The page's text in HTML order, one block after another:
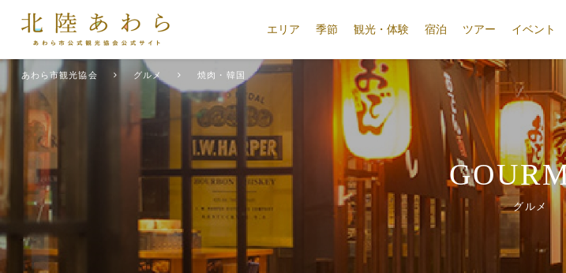
エリア 季節 観光・体験 宿泊 ツアー イベント
あわら市観光協会 グルメ 焼肉・韓国
グルメ